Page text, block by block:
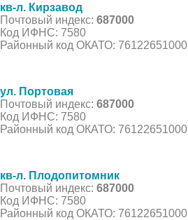
кв-л. Кирзавод
Почтовый индекс: 687000
Код ИФНС: 7580
Районный код ОКАТО: 76122651000
ул. Портовая
Почтовый индекс: 687000
Код ИФНС: 7580
Районный код ОКАТО: 76122651000
кв-л. Плодопитомник
Почтовый индекс: 687000
Код ИФНС: 7580
Районный код ОКАТО: 76122651000